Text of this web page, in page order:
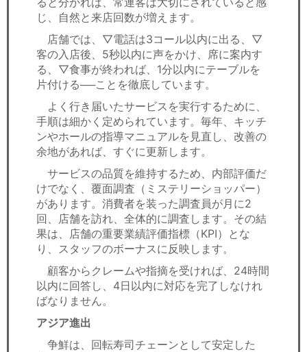
じ、自然と来店回数が増えます。
店舗では、▽電話は3コール以内に出る、▽
客の入店後、5秒以内に声をかけ、席に案内す
る、▽食事が終われば、1分以内にテーブルを
片付ける──ことを徹底しています。
よく行き届いたサービスを実行するために、
手順は細かく定められています。毎年、キッチ
ンやホールの指導マニュアルを見直し、改善の
余地があれば、すぐに更新します。
サービスの品質を維持するため、内部評価だ
けでなく、覆面調査（ミステリーショッパー）
があります。消費者を装った調査員が月に2
回、店舗を訪れ、全体的に調査します。その結
果は、店舗の重要業績評価指標（KPI）とな
り、スタッフのボーナスに反映します。
顧客からクレームや指摘を受ければ、24時間
以内に回答し、4日以内に対応を完了しなけれ
ばなりません。
アジア進出
争鮮は、回転寿司チェーンとして安定した